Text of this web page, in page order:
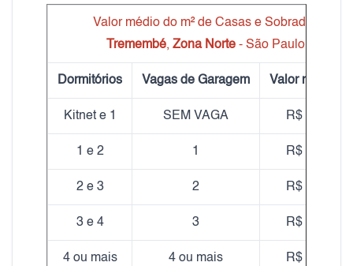
Valor médio do m² de Casas e Sobrados
Tremembé, Zona Norte - São Paulo
Dormitórios Vagas de Garagem Valor médio m²
Kitnet e 1 SEM VAGA R$ 20,50
1 e 2 1 R$ 18,81
2 e 3 2 R$ 18,53
3 e 4 3 R$ 18,49
4 ou mais 4 ou mais R$ 17,31